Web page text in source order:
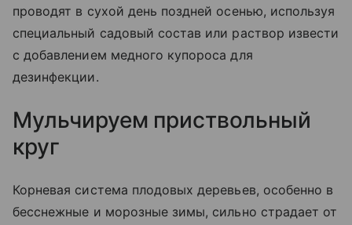
проводят в сухой день поздней осенью, используя
специальный садовый состав или раствор извести
с добавлением медного купороса для
дезинфекции.
Мульчируем приствольный
круг
Корневая система плодовых деревьев, особенно в
бесснежные и морозные зимы, сильно страдает от